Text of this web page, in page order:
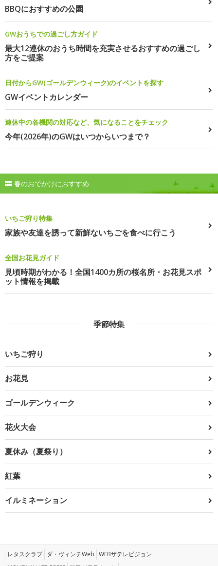
BBQにおすすめの公園
GWおうちでの過ごし方ガイド
最大12連休のおうち時間を充実させるおすすめの過ごし
方をご提案
日付からGW(ゴールデンウィーク)のイベントを探す
GWイベントカレンダー
連休中の各機関の対応など、気になることをチェック
今年(2026年)のGWはいつからいつまで？
春のおでかけにおすすめ
いちご狩り特集
家族や友達を誘って新鮮ないちごを食べに行こう
全国お花見ガイド
見頃時期がわかる！全国1400カ所の桜名所・お花見スポ
ット情報を掲載
季節特集
いちご狩り
お花見
ゴールデンウィーク
花火大会
夏休み（夏祭り）
紅葉
イルミネーション
レタスクラブ ダ・ヴィンチWeb WEBザテレビジョン